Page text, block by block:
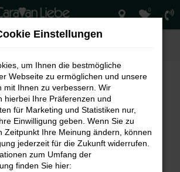
0
ERROR
ein Fehler aufgetreten.
Tipps, die dir helfen können:
deine Firewall und deine
Einstellungen
um Ihnen die bestmögliche
Webseite zu ermöglichen und unsere
mit Ihnen zu verbessern. Wir
hierbei Ihre Präferenzen und
für Marketing und Statistiken nur,
Einwilligung geben. Wenn Sie zu
Zeitpunkt Ihre Meinung ändern, können
jederzeit für die Zukunft widerrufen.
zum Umfang der
finden Sie hier: